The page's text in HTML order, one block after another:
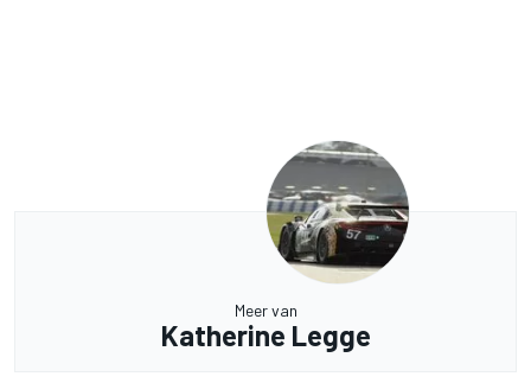
Meer van
Katherine Legge